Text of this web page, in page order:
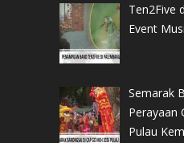
Ten2Five
Event
Semarak
Perayaan
Pulau